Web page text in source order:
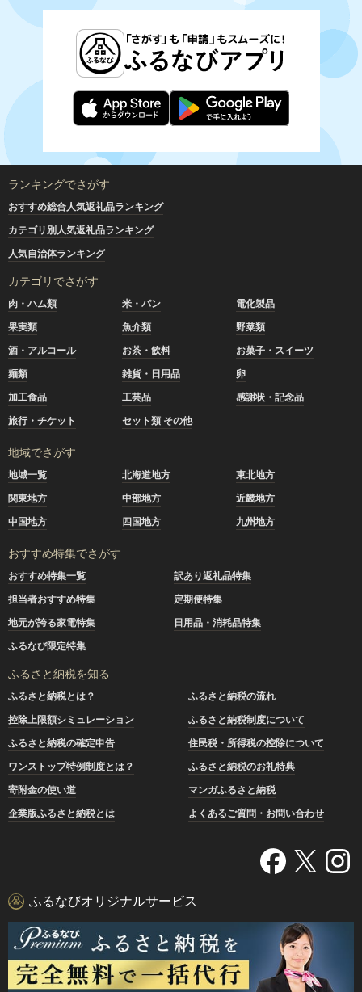
ランキングでさがす
おすすめ総合人気返礼品ランキング
カテゴリ別人気返礼品ランキング
人気自治体ランキング
カテゴリでさがす
肉・ハム類 米・パン
電化製品
果実類
魚介類
野菜類
酒・アルコール
お茶・飲料
お菓子・スイーツ
麺類
雑貨・日用品
卵
加工食品
工芸品
感謝状・記念品
旅行・チケット
セット類 その他
地域でさがす
地域一覧 北海道地方
東北地方
関東地方
中部地方
近畿地方
中国地方
四国地方 九州地方
おすすめ特集でさがす
おすすめ特集一覧
訳あり返礼品特集
担当者おすすめ特集
定期便特集
地元が誇る家電特集
日用品・消耗品特集
ふるなび限定特集
ふるさと納税を知る
ふるさと納税とは？
ふるさと納税の流れ
控除上限額シミュレーション
ふるさと納税制度について
ふるさと納税の確定申告
住民税・所得税の控除について
ワンストップ特例制度とは？
ふるさと納税のお礼特典
寄附金の使い道
マンガふるさと納税
企業版ふるさと納税とは
よくあるご質問・お問い合わせ
ふるなびオリジナルサービス